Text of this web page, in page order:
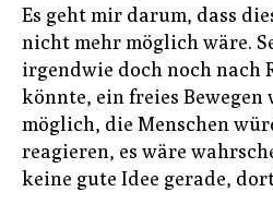
Es geht mir darum, dass
nicht mehr möglich wäre.
irgendwie doch noch nach
könnte, ein freies
möglich, die Menschen
reagieren, es wäre
keine gute Idee gerade,